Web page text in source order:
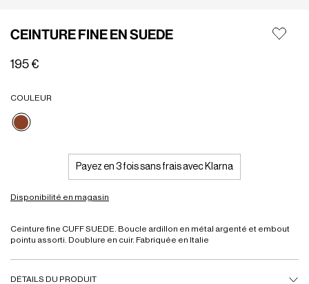
CEINTURE FINE EN SUEDE
195 €
COULEUR
Sélectionné
Payez en 3 fois sans frais avec Klarna
Disponibilité en magasin
Ceinture fine CUFF SUEDE. Boucle ardillon en métal argenté et embout
pointu assorti. Doublure en cuir. Fabriquée en Italie
DÉTAILS DU PRODUIT